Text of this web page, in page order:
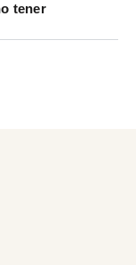
tener